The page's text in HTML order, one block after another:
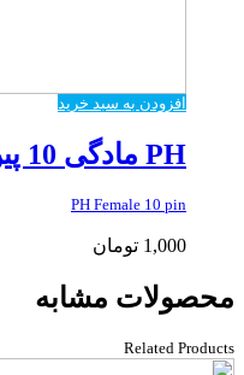
افزودن به سبد خرید
PH مادگی 10 پین
PH Female 10 pin
1,000 تومان
محصولات مشابه
Related Products